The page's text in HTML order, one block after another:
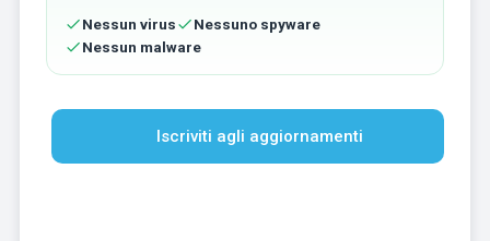
Nessun virus
Nessuno spyware
Nessun malware
Iscriviti agli aggiornamenti